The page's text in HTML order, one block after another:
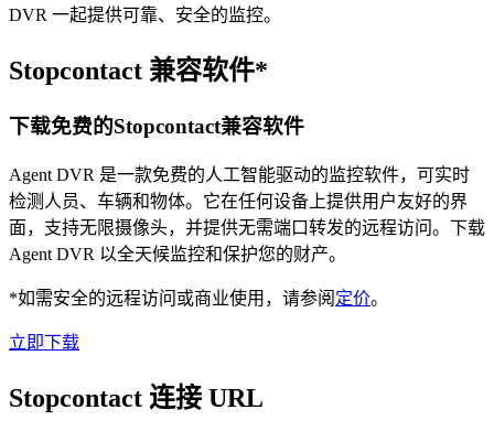
DVR 一起提供可靠、安全的监控。
Stopcontact 兼容软件*
下载免费的Stopcontact兼容软件
Agent DVR 是一款免费的人工智能驱动的监控软件，可实时
检测人员、车辆和物体。它在任何设备上提供用户友好的界
面，支持无限摄像头，并提供无需端口转发的远程访问。下载
Agent DVR 以全天候监控和保护您的财产。
*如需安全的远程访问或商业使用，请参阅 定价。
立即下载
Stopcontact 连接 URL